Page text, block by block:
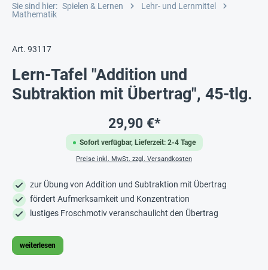
Sie sind hier: Spielen & Lernen
Lehr- und Lernmittel
Mathematik
Art. 93117
Lern-Tafel "Addition und
Subtraktion mit Übertrag", 45-tlg.
Sofort verfügbar, Lieferzeit: 2-4 Tage
29,90 €*
Preise inkl. MwSt. zzgl. Versandkosten
zur Übung von Addition und Subtraktion mit Übertrag
fördert Aufmerksamkeit und Konzentration
lustiges Froschmotiv veranschaulicht den Übertrag
weiterlesen